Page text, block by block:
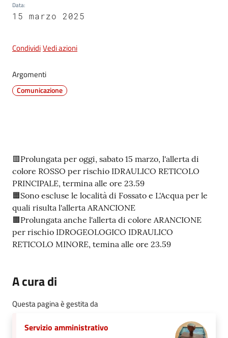
Argomenti
Data:
15 marzo 2025
CondividiVedi azioni
Argomenti
Comunicazione
Contenuto
🟥Prolungata per oggi, sabato 15 marzo, l'allerta di
colore ROSSO per rischio IDRAULICO RETICOLO
PRINCIPALE, termina alle ore 23.59
🟧Sono escluse le località di Fossato e L'Acqua per le
quali risulta l'allerta ARANCIONE
🟧Prolungata anche l'allerta di colore ARANCIONE
per rischio IDROGEOLOGICO IDRAULICO
RETICOLO MINORE, temina alle ore 23.59
A cura di
Questa pagina è gestita da
Servizio amministrativo